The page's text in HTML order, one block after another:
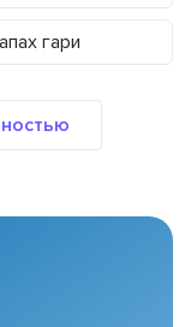
гари